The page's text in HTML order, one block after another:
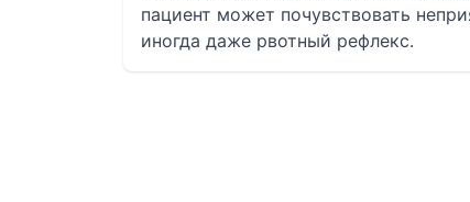
пациент может почувствовать
иногда даже рвотный рефлекс.